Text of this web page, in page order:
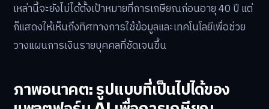
เหล่านี้จะยังไม่ได้ตั้งเป้าหมายที่การเกษียณก่อนอายุ 40 ปี แต่
ก็แสดงให้เห็นถึงทิศทางการใช้ข้อมูลและเทคโนโลยีเพื่อช่วย
วางแผนการเงินรายบุคคลที่ชัดเจนขึ้น
ภาพอนาคต: รูปแบบที่เป็นไปได้ของ